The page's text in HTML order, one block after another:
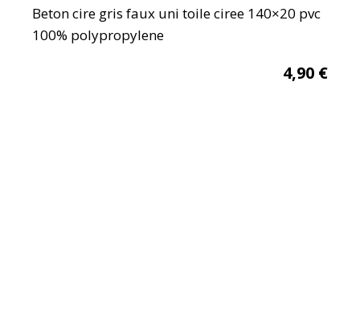
Beton cire gris faux uni toile ciree 140×20 pvc
100% polypropylene
4,90 €